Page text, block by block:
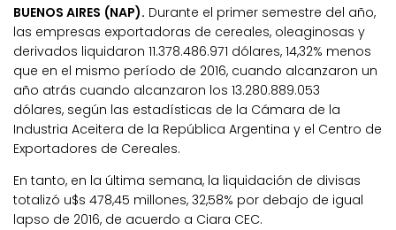
BUENOS AIRES (NAP). Durante el primer semestre del año,
las empresas exportadoras de cereales, oleaginosas y
derivados liquidaron 11.378.486.971 dólares, 14,32% menos
que en el mismo período de 2016, cuando alcanzaron un
año atrás cuando alcanzaron los 13.280.889.053
dólares, según las estadísticas de la Cámara de la
Industria Aceitera de la República Argentina y el Centro de
Exportadores de Cereales.
En tanto, en la última semana, la liquidación de divisas
totalizó u$s 478,45 millones, 32,58% por debajo de igual
lapso de 2016, de acuerdo a Ciara CEC.